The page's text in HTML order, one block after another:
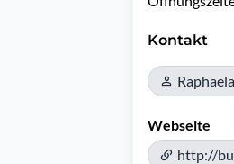
Kontakt
Webseite
http://